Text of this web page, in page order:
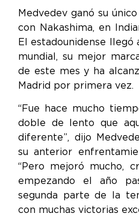
Medvedev ganó su
con Nakashima, en
El estadounidense llegó
mundial, su mejor
de este mes y ha
Madrid por primera vez.
“Fue hace mucho
doble de lento que
diferente”, dijo
su anterior
“Pero mejoró mucho,
empezando el año
segunda parte de la
con muchas victorias